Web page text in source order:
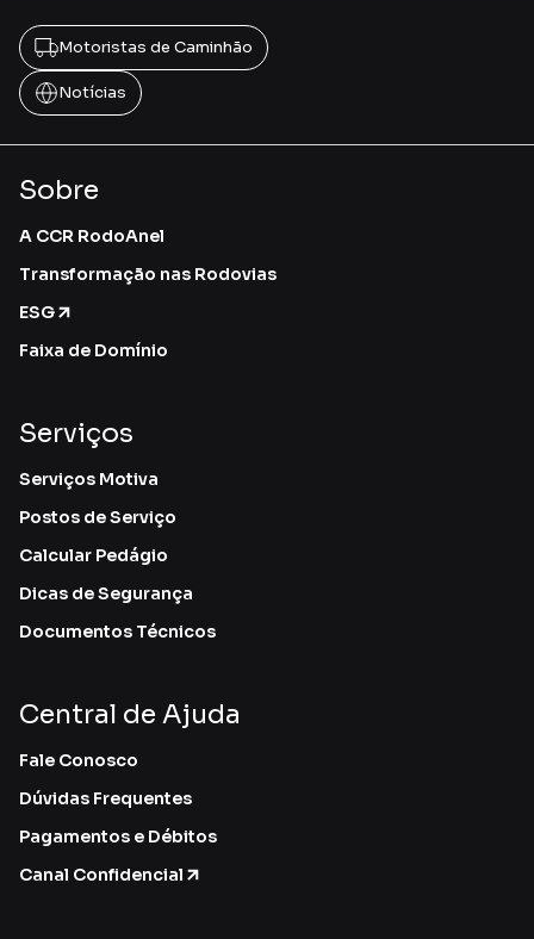
Motoristas de Caminhão
Notícias
Sobre
A CCR RodoAnel
Transformação nas Rodovias
ESG
Faixa de Domínio
Serviços
Serviços Motiva
Postos de Serviço
Calcular Pedágio
Dicas de Segurança
Documentos Técnicos
Central de Ajuda
Fale Conosco
Dúvidas Frequentes
Pagamentos e Débitos
Canal Confidencial